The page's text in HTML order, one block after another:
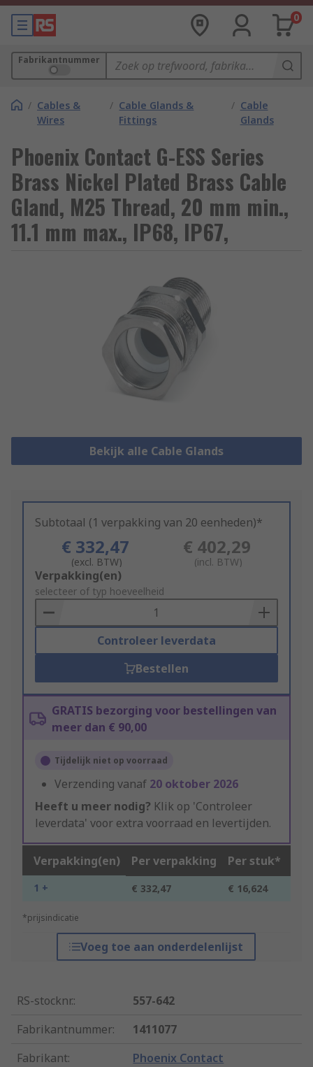
0
Fabrikantnummer
/ Cables &
Wires
/ Cable Glands &
Fittings
/ Cable
Glands
Phoenix Contact G-ESS Series
Brass Nickel Plated Brass Cable
Gland, M25 Thread, 20 mm min.,
11.1 mm max., IP68, IP67,
Bekijk alle Cable Glands
Subtotaal (1 verpakking van 20 eenheden)*
€ 332,47
(excl. BTW)
€ 402,29
(incl. BTW)
Add
to
Basket
Verpakking(en)
selecteer of typ hoeveelheid
Controleer leverdata
Bestellen
GRATIS bezorging voor bestellingen van
meer dan € 90,00
Tijdelijk niet op voorraad
Verzending vanaf 20 oktober 2026
Heeft u meer nodig? Klik op 'Controleer
leverdata' voor extra voorraad en levertijden.
Verpakking(en) Per verpakking Per stuk*
1 + € 332,47 € 16,624
*prijsindicatie
Voeg toe aan onderdelenlijst
RS-stocknr.:
557-642
Fabrikantnummer:
1411077
Fabrikant: Phoenix Contact